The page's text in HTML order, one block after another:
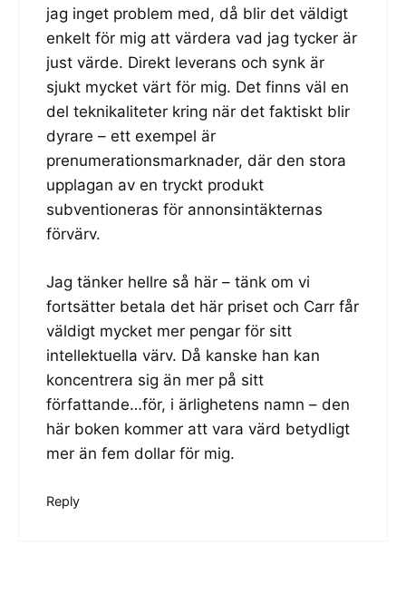
jag inget problem med, då blir det väldigt
enkelt för mig att värdera vad jag tycker är
just värde. Direkt leverans och synk är
sjukt mycket värt för mig. Det finns väl en
del teknikaliteter kring när det faktiskt blir
dyrare – ett exempel är
prenumerationsmarknader, där den stora
upplagan av en tryckt produkt
subventioneras för annonsintäkternas
förvärv.
Jag tänker hellre så här – tänk om vi
fortsätter betala det här priset och Carr får
väldigt mycket mer pengar för sitt
intellektuella värv. Då kanske han kan
koncentrera sig än mer på sitt
författande…för, i ärlighetens namn – den
här boken kommer att vara värd betydligt
mer än fem dollar för mig.
Reply